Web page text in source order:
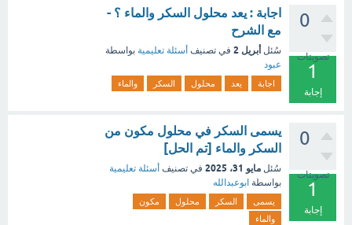
0
تصويتات
1
إجابة
اجابة : يعد محلول السكر والماء ؟ -
مع الشرح
سُئل أبريل 2 في تصنيف أسئلة تعليمية بواسطة
عبود
اجابة يعد محلول السكر والماء
0
تصويتات
1
إجابة
يسمى السكر في محلول مكون من
السكر والماء [تم الحل]
سُئل مايو 31، 2025 في تصنيف أسئلة تعليمية
بواسطة ابوعبدالله
يسمى السكر محلول
مكون
والماء